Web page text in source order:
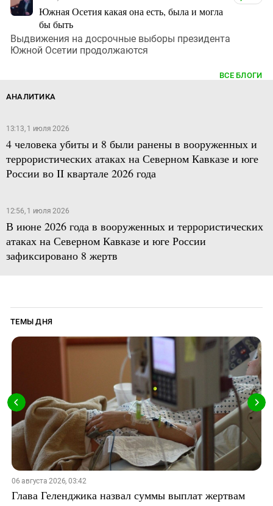
Южная Осетия какая она есть, была и могла
бы быть
Выдвижения на досрочные выборы президента
Южной Осетии продолжаются
ВСЕ БЛОГИ
АНАЛИТИКА
13:13, 1 июля 2026
4 человека убиты и 8 были ранены в вооруженных и
террористических атаках на Северном Кавказе и юге
России во II квартале 2026 года
12:56, 1 июля 2026
В июне 2026 года в вооруженных и террористических
атаках на Северном Кавказе и юге России
зафиксировано 8 жертв
ТЕМЫ ДНЯ
06 августа 2026, 03:42
Глава Геленджика назвал суммы выплат жертвам